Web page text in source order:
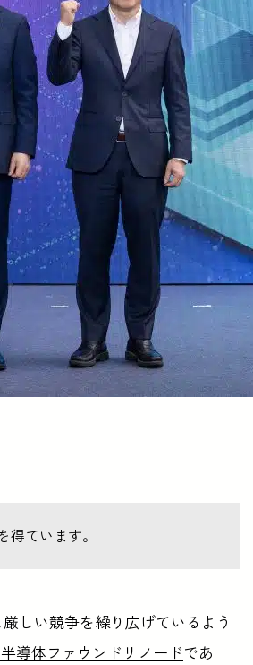
ています。
しい競争を繰り広げているよう
導体ファウンドリノードであ